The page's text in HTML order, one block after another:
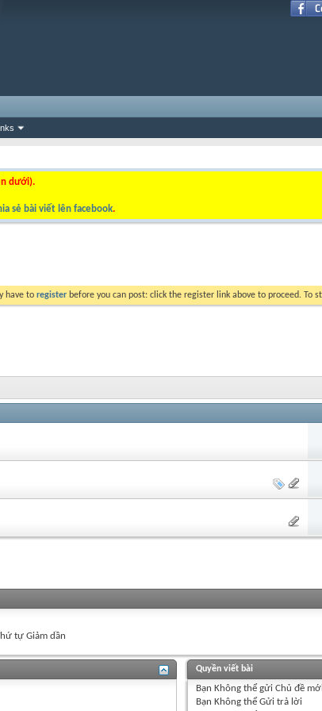
dưới).
sẻ bài viết lên facebook.
have to register before you can post: click the register link above to proceed.
tự Giảm dần
Quyền viết bài
Bạn Không thểgửi Chủ đề
Bạn Không thểGửi trả lời